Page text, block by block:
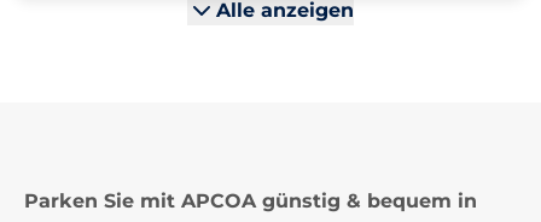
Alle anzeigen
Parken Sie mit APCOA günstig & bequem in